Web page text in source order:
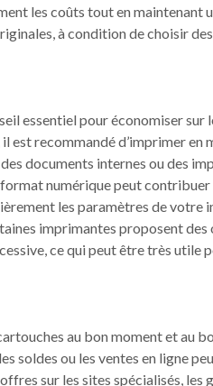
les coûts tout en maintenant
à condition de choisir
essentiel pour économiser sur
est recommandé d’imprimer en
documents internes ou des
numérique peut contribuer
les paramètres de votre
imprimantes proposent des
ce qui peut être très utile
au bon moment et au
soldes ou les ventes en ligne
sur les sites spécialisés, les